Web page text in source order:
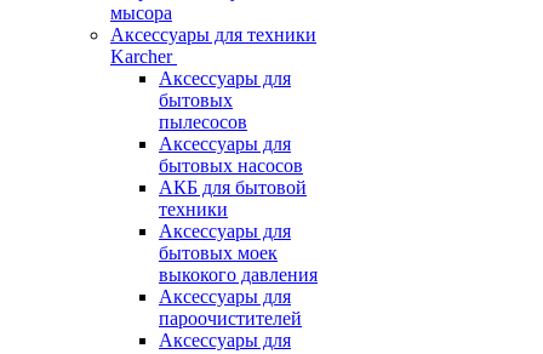
мысора
Аксессуары для техники
Karcher
Аксессуары для
бытовых
пылесосов
Аксессуары для
бытовых насосов
АКБ для бытовой
техники
Аксессуары для
бытовых моек
выкокого давления
Аксессуары для
пароочистителей
Аксессуары для